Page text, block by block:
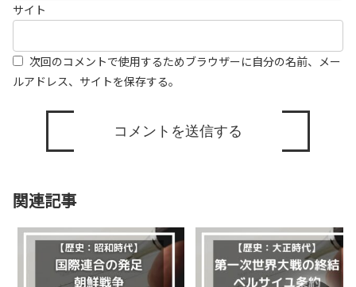
サイト
次回のコメントで使用するためブラウザーに自分の名前、メー
ルアドレス、サイトを保存する。
関連記事